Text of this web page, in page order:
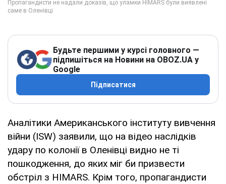
Будьте першими у курсі головного —
підпишіться на Новини на OBOZ.UA у
Google
Підписатися
Аналітики Американського інституту вивчення
війни (ISW) заявили, що на відео наслідків
удару по колонії в Оленівці видно не ті
пошкодження, до яких міг би призвести
обстріл з HIMARS. Крім того, пропагандисти